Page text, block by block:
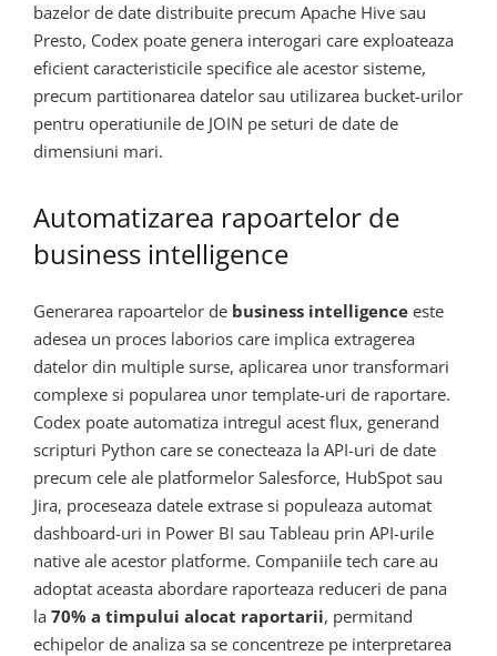
bazelor de date distribuite precum Apache Hive sau
Presto, Codex poate genera interogari care exploateaza
eficient caracteristicile specifice ale acestor sisteme,
precum partitionarea datelor sau utilizarea bucket-urilor
pentru operatiunile de JOIN pe seturi de date de
dimensiuni mari.
Automatizarea rapoartelor de
business intelligence
Generarea rapoartelor de business intelligence este
adesea un proces laborios care implica extragerea
datelor din multiple surse, aplicarea unor transformari
complexe si popularea unor template-uri de raportare.
Codex poate automatiza intregul acest flux, generand
scripturi Python care se conecteaza la API-uri de date
precum cele ale platformelor Salesforce, HubSpot sau
Jira, proceseaza datele extrase si populeaza automat
dashboard-uri in Power BI sau Tableau prin API-urile
native ale acestor platforme. Companiile tech care au
adoptat aceasta abordare raporteaza reduceri de pana
la 70% a timpului alocat raportarii, permitand
echipelor de analiza sa se concentreze pe interpretarea